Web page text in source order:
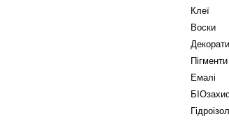
Клеї
Воски
Пігменти
Емалі